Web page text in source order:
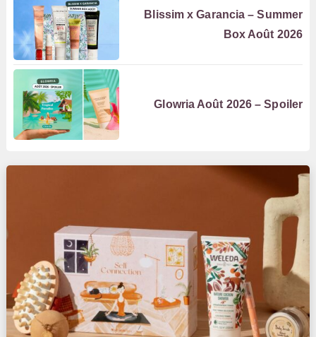
Blissim x Garancia – Summer
Box Août 2026
Glowria Août 2026 – Spoiler